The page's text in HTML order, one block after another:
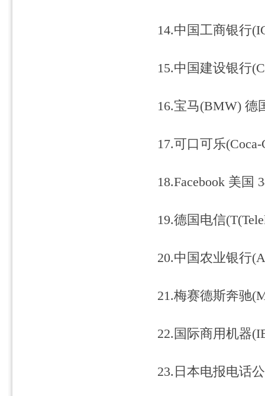
14.中国工商银行
15.中国建设银行
16.宝马(BMW) 德
17.可口可乐
18.Facebook 美国
19.德国电信
20.中国农业银行
21.梅赛德斯奔驰
22.国际商用机器
23.日本电报电话